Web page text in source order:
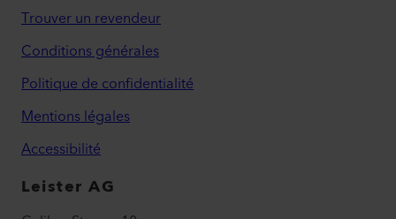
Trouver un revendeur
Conditions générales
Politique de confidentialité
Mentions légales
Accessibilité
Leister AG